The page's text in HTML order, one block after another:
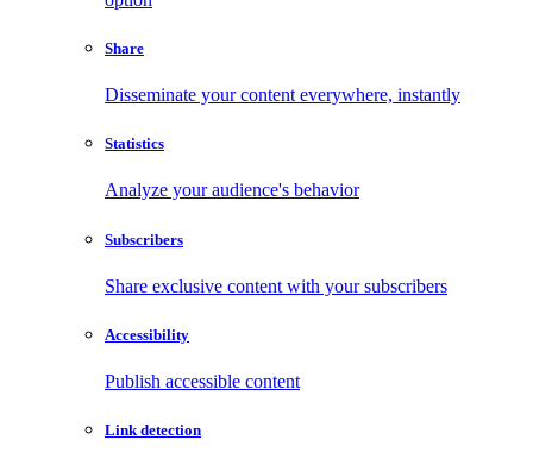
Share
Disseminate your content everywhere, instantly
Statistics
Analyze your audience's behavior
Subscribers
Share exclusive content with your subscribers
Accessibility
Publish accessible content
Link detection